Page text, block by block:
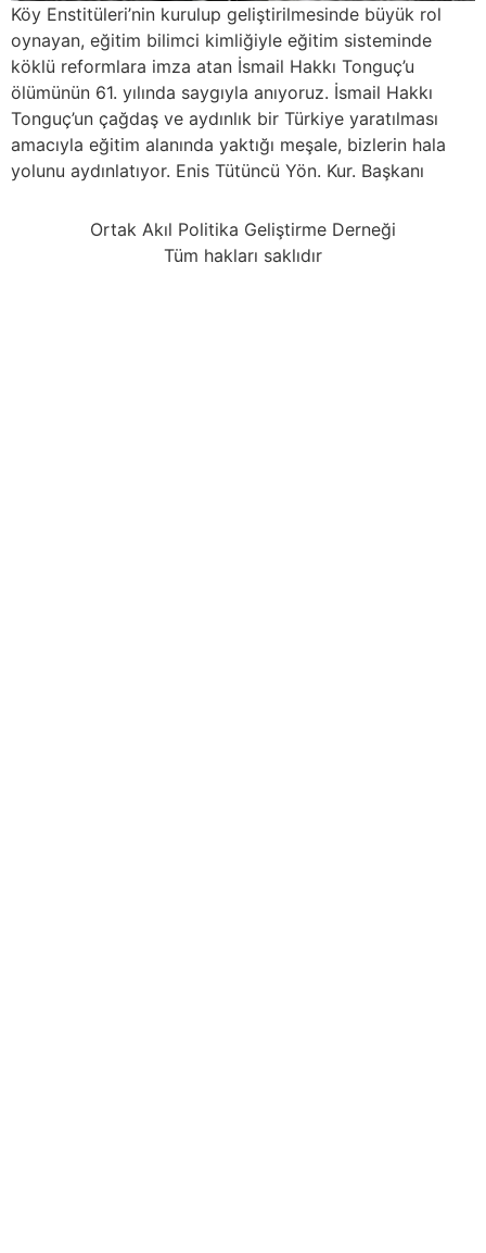
Köy Enstitüleri’nin kurulup geliştirilmesinde büyük rol
oynayan, eğitim bilimci kimliğiyle eğitim sisteminde
köklü reformlara imza atan İsmail Hakkı Tonguç’u
ölümünün 61. yılında saygıyla anıyoruz. İsmail Hakkı
Tonguç’un çağdaş ve aydınlık bir Türkiye yaratılması
amacıyla eğitim alanında yaktığı meşale, bizlerin hala
yolunu aydınlatıyor. Enis Tütüncü Yön. Kur. Başkanı
Ortak Akıl Politika Geliştirme Derneği
Tüm hakları saklıdır